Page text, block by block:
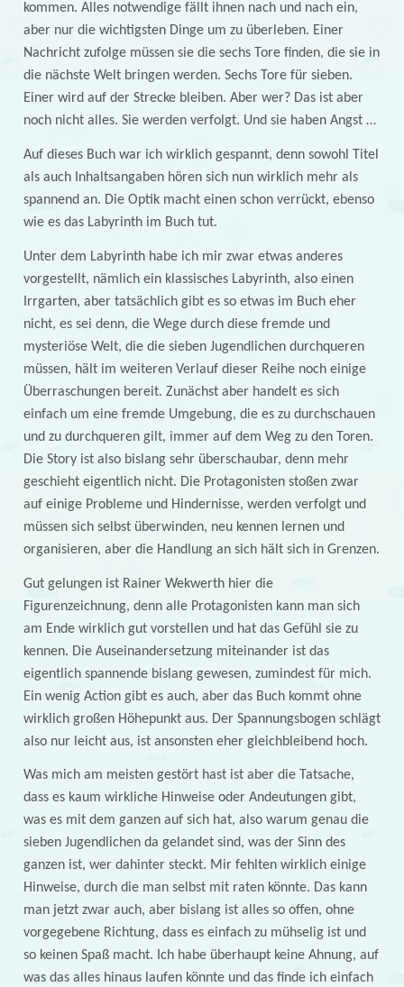
kommen. Alles notwendige fällt ihnen nach und nach ein,
aber nur die wichtigsten Dinge um zu überleben. Einer
Nachricht zufolge müssen sie die sechs Tore finden, die sie in
die nächste Welt bringen werden. Sechs Tore für sieben.
Einer wird auf der Strecke bleiben. Aber wer? Das ist aber
noch nicht alles. Sie werden verfolgt. Und sie haben Angst …
Auf dieses Buch war ich wirklich gespannt, denn sowohl Titel
als auch Inhaltsangaben hören sich nun wirklich mehr als
spannend an. Die Optik macht einen schon verrückt, ebenso
wie es das Labyrinth im Buch tut.
Unter dem Labyrinth habe ich mir zwar etwas anderes
vorgestellt, nämlich ein klassisches Labyrinth, also einen
Irrgarten, aber tatsächlich gibt es so etwas im Buch eher
nicht, es sei denn, die Wege durch diese fremde und
mysteriöse Welt, die die sieben Jugendlichen durchqueren
müssen, hält im weiteren Verlauf dieser Reihe noch einige
Überraschungen bereit. Zunächst aber handelt es sich
einfach um eine fremde Umgebung, die es zu durchschauen
und zu durchqueren gilt, immer auf dem Weg zu den Toren.
Die Story ist also bislang sehr überschaubar, denn mehr
geschieht eigentlich nicht. Die Protagonisten stoßen zwar
auf einige Probleme und Hindernisse, werden verfolgt und
müssen sich selbst überwinden, neu kennen lernen und
organisieren, aber die Handlung an sich hält sich in Grenzen.
Gut gelungen ist Rainer Wekwerth hier die
Figurenzeichnung, denn alle Protagonisten kann man sich
am Ende wirklich gut vorstellen und hat das Gefühl sie zu
kennen. Die Auseinandersetzung miteinander ist das
eigentlich spannende bislang gewesen, zumindest für mich.
Ein wenig Action gibt es auch, aber das Buch kommt ohne
wirklich großen Höhepunkt aus. Der Spannungsbogen schlägt
also nur leicht aus, ist ansonsten eher gleichbleibend hoch.
Was mich am meisten gestört hast ist aber die Tatsache,
dass es kaum wirkliche Hinweise oder Andeutungen gibt,
was es mit dem ganzen auf sich hat, also warum genau die
sieben Jugendlichen da gelandet sind, was der Sinn des
ganzen ist, wer dahinter steckt. Mir fehlten wirklich einige
Hinweise, durch die man selbst mit raten könnte. Das kann
man jetzt zwar auch, aber bislang ist alles so offen, ohne
vorgegebene Richtung, dass es einfach zu mühselig ist und
so keinen Spaß macht. Ich habe überhaupt keine Ahnung, auf
was das alles hinaus laufen könnte und das finde ich einfach